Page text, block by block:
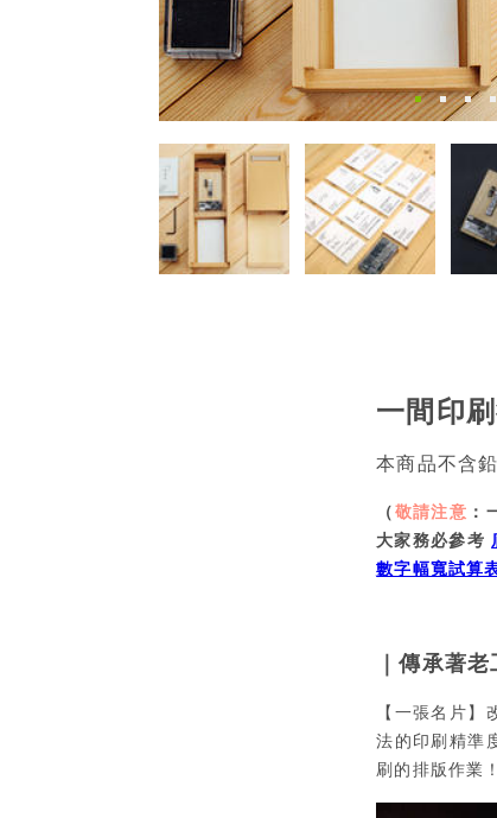
一間印
本商品不含
（敬請注意 ：
大家務必參考
數字幅寬試算
｜傳承著
【一張名片
法的印刷精準
刷的排版作業！